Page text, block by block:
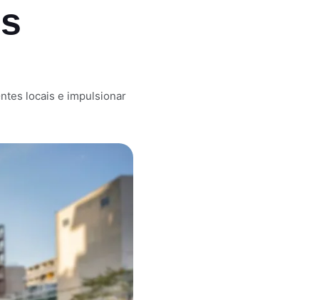
locais e impulsionar